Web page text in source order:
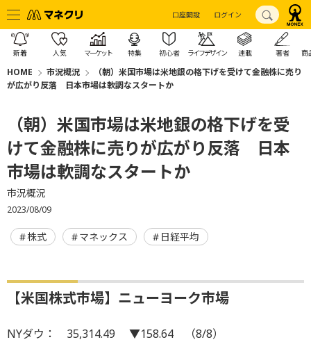
口座開設 ログイン
新着 人気 マーケット 特集 初心者 ライフデザイン 連載 著者 商
HOME 市況概況
（朝）米国市場は米地銀の格下げを受けて金融株に売り
が広がり反落 日本市場は軟調なスタートか
（朝）米国市場は米地銀の格下げを受
けて金融株に売りが広がり反落 日本
市場は軟調なスタートか
市況概況
2023/08/09
株式 マネックス 日経平均
【米国株式市場】ニューヨーク市場
NYダウ： 35,314.49 ▼158.64 （8/8）